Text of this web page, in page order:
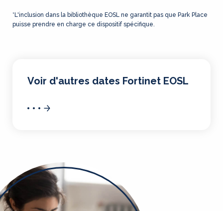
*L'inclusion dans la bibliothèque EOSL ne garantit pas que Park Place
puisse prendre en charge ce dispositif spécifique.
Voir d'autres dates Fortinet EOSL